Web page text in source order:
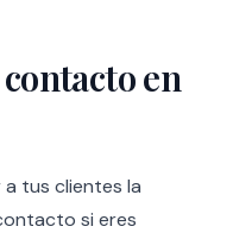
en
tus clientes la
si eres